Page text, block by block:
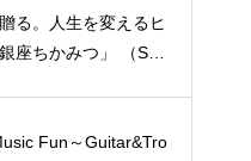
る。人生を変えるヒ
座ちかみつ」 （SKY
Fun～Guitar&Tro